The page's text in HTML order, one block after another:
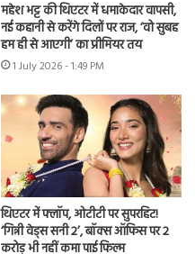
महेश भट्ट की थिएटर में धमाकेदार वापसी,
नई कहानी से करेंगे दिलों पर राज, ‘वो सुबह
हम ही से आएगी’ का प्रीमियर तय
1 July 2026 - 1:49 PM
थिएटर में फ्लॉप, ओटीटी पर सुपरहिट!
‘गिन्नी वेड्स सनी 2’, बॉक्स ऑफिस पर 2
करोड़ भी नहीं कमा पाई फिल्म